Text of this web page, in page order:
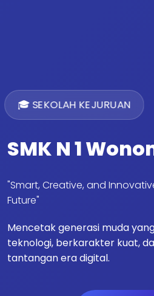
🎓 SEKOLAH KEJURUAN
SMK N 1
"Smart, Creative, and
Future"
Mencetak generasi muda
teknologi, berkarakter kuat,
tantangan era digital.